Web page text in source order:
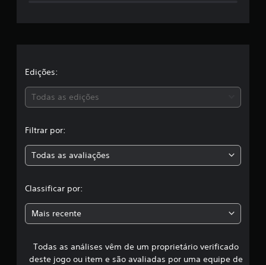
i
f
c
a
ç
Edições:
Todas as edições
Filtrar por:
Todas as avaliações
Classificar por:
Mais recente
Todas as análises vêm de um proprietário verificado
deste jogo ou item e são avaliadas por uma equipe de